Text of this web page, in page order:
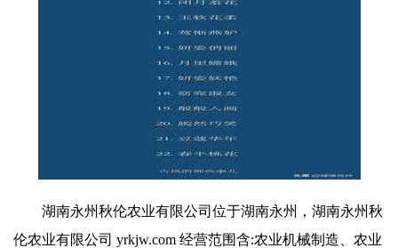
湖南永州秋伦农业有限公司位于湖南永州，湖南永州秋
伦农业有限公司 yrkjw.com 经营范围含:农业机械制造、农业